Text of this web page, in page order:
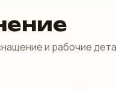
и рабочие